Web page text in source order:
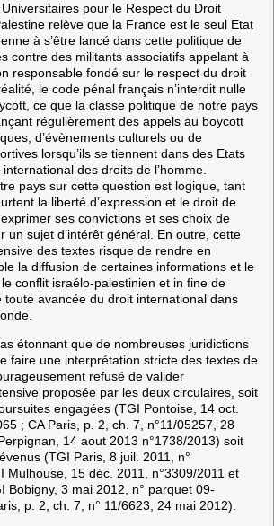
Universitaires pour le Respect du Droit
relève que la France est le seul Etat
à s’être lancé dans cette politique de
contre des militants associatifs appelant à
responsable fondé sur le respect du droit
le code pénal français n’interdit nulle
ce que la classe politique de notre pays
régulièrement des appels au boycott
d’évènements culturels ou de
lorsqu’ils se tiennent dans des Etats
des droits de l’homme.
pays sur cette question est logique, tant
la liberté d’expression et le droit de
ses convictions et ses choix de
un sujet d’intérêt général. En outre, cette
des textes risque de rendre en
la diffusion de certaines informations et le
conflit israélo-palestinien et in fine de
toute avancée du droit international dans
étonnant que de nombreuses juridictions
faire une interprétation stricte des textes de
refusé de valider
proposée par les deux circulaires, soit
engagées (TGI Pontoise, 14 oct.
; CA Paris, p. 2, ch. 7, n°11/05257, 28
14 aout 2013 n°1738/2013) soit
(TGI Paris, 8 juil. 2011, n°
Mulhouse, 15 déc. 2011, n°3309/2011 et
Bobigny, 3 mai 2012, n° parquet 09-
p. 2, ch. 7, n° 11/6623, 24 mai 2012).